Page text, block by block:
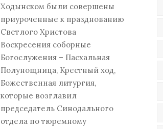
Ходынском были совершены
приуроченные к празднованию
Светлого Христова
Воскресения соборные
Богослужения – Пасхальная
Полунощница, Крестный ход,
Божественная литургия,
которые возглавил
председатель Синодального
отдела по тюремному